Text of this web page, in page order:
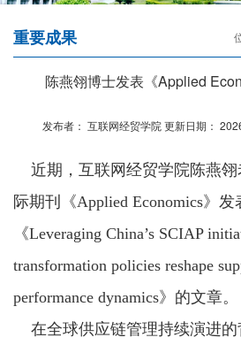
重要成果
陈燕翎博士发表《Applied
发布者： 互联网经贸学院更新日期：
近期，互联网经贸学院陈燕翎
际期刊《Applied Economics》发
《Leveraging China’s SCIAP
transformation policies reshape
performance dynamics》的文章。
在全球供应链管理持续演进的